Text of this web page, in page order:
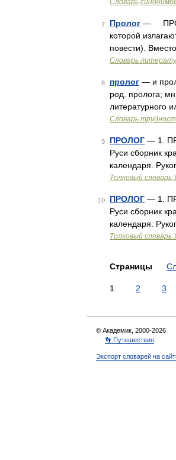
Словарь
7 Пролог —
которой
повести).
Словарь
8 пролог — и
род. пролога;
литературного
Словарь
9 ПРОЛОГ — 1.
Руси сборник
календаря.
Толковый словарь
10 ПРОЛОГ — 1.
Руси сборник
календаря.
Толковый словарь
Страницы
1 2 3
© Академик, 2000-2026
👣 Путешествия
Экспорт словарей на